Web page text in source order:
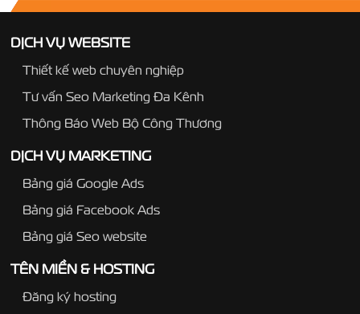
DỊCH VỤ WEBSITE
Thiết kế web chuyên nghiệp
Tư vấn Seo Marketing Đa Kênh
Thông Báo Web Bộ Công Thương
DỊCH VỤ MARKETING
Bảng giá Google Ads
Bảng giá Facebook Ads
Bảng giá Seo website
TÊN MIỀN & HOSTING
Đăng ký hosting